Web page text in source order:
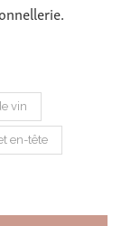
vin
en-tête